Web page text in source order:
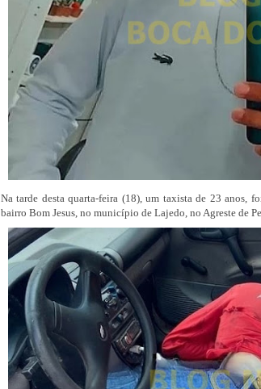
Na tarde desta quarta-feira (18),um taxista de 23 anos,
bairro Bom Jesus, no município de Lajedo, no Agreste de